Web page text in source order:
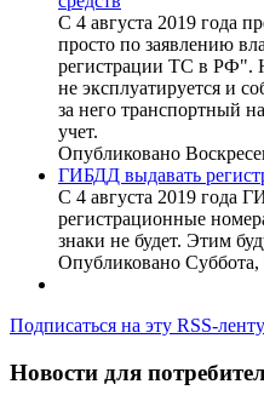
С 4 августа 2019 года
просто по заявлению
регистрации ТС в РФ".
не эксплуатируется и
за него транспортный
учет.
Опубликовано
ГИБДД выдавать
С 4 августа 2019 года
регистрационные
знаки не будет. Этим
Опубликовано
Подписаться на эту RSS-ленту
Новости для